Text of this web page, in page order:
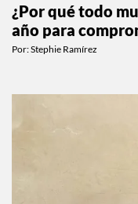
¿Por qué todo
año para
Por:Stephie Ramírez